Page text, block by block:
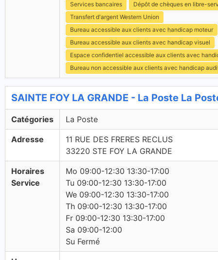
Services bancaires
Dépôt de chèques en libre-
Transfert d'argent Western Union
Bureau accessible aux clients avec handicap moteur
Bureau accessible aux clients avec handicap visuel
Espace confidentiel accessible aux clients avec
Bureau non accessible aux clients avec handicap
SAINTE FOY LA GRANDE - La Poste La
Catégories La Poste
Adresse
11 RUE DES FRERES RECLUS
33220 STE FOY LA GRANDE
Horaires
Service
Mo 09:00-12:30 13:30-17:00
Tu 09:00-12:30 13:30-17:00
We 09:00-12:30 13:30-17:00
Th 09:00-12:30 13:30-17:00
Fr 09:00-12:30 13:30-17:00
Sa 09:00-12:00
Su Fermé